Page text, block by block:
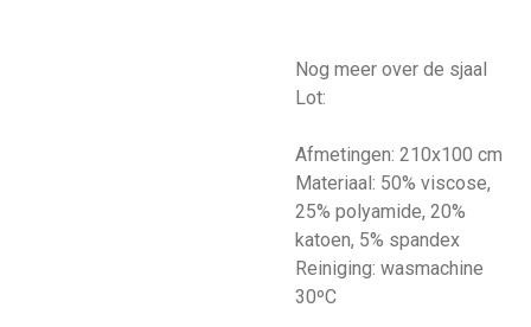
Nog meer over de sjaal
Lot:
Afmetingen: 210x100 cm
Materiaal: 50% viscose,
25% polyamide, 20%
katoen, 5% spandex
Reiniging: wasmachine
30ºC